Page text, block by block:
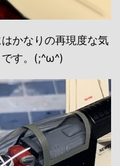
かなりの再現度な気
です。(;^ω^)